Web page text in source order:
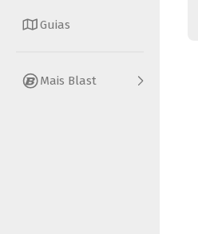
Guias
Mais Blast